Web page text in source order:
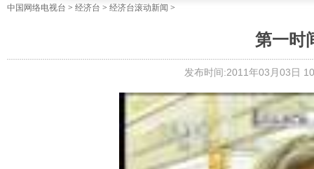
中国网络电视台 > 经济台 > 经济台滚动新闻 >
第一时
发布时间:2011年03月03日